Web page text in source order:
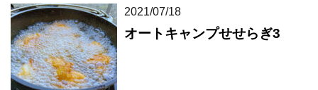
2021/07/18
オートキャンプせせらぎ3